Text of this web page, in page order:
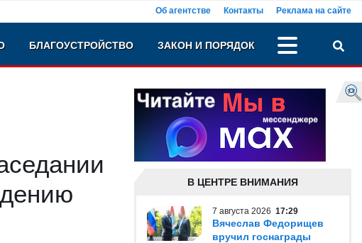
Об агентстве Контакты Реклама на сайте
БЛАГОУСТРОЙСТВО ЗАКОН И ПОРЯДОК
В ЦЕНТРЕ ВНИМАНИЯ
7 августа 2026 17:29
Вячеслав Федорищев
вручил госнаграды